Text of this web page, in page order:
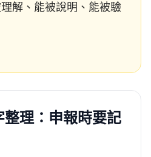
解、能被說明、能被驗
理：申報時要記